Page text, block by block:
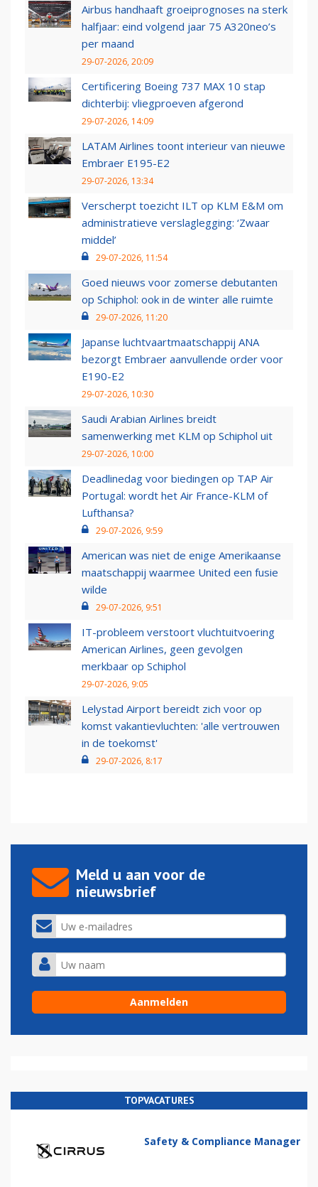
Airbus handhaaft groeiprognoses na sterk
halfjaar: eind volgend jaar 75 A320neo’s
per maand
29-07-2026, 20:09
Certificering Boeing 737 MAX 10 stap
dichterbij: vliegproeven afgerond
29-07-2026, 14:09
LATAM Airlines toont interieur van nieuwe
Embraer E195-E2
29-07-2026, 13:34
Verscherpt toezicht ILT op KLM E&M om
administratieve verslaglegging: ‘Zwaar
middel’
29-07-2026, 11:54
Goed nieuws voor zomerse debutanten
op Schiphol: ook in de winter alle ruimte
29-07-2026, 11:20
Japanse luchtvaartmaatschappij ANA
bezorgt Embraer aanvullende order voor
E190-E2
29-07-2026, 10:30
Saudi Arabian Airlines breidt
samenwerking met KLM op Schiphol uit
29-07-2026, 10:00
Deadlinedag voor biedingen op TAP Air
Portugal: wordt het Air France-KLM of
Lufthansa?
29-07-2026, 9:59
American was niet de enige Amerikaanse
maatschappij waarmee United een fusie
wilde
29-07-2026, 9:51
IT-probleem verstoort vluchtuitvoering
American Airlines, geen gevolgen
merkbaar op Schiphol
29-07-2026, 9:05
Lelystad Airport bereidt zich voor op
komst vakantievluchten: 'alle vertrouwen
in de toekomst'
29-07-2026, 8:17
Meld u aan voor de
nieuwsbrief
TOPVACATURES
Safety & Compliance Manager